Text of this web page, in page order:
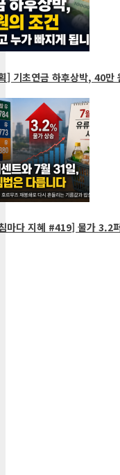
기초연금 하후상박, 40만
다 지혜 #419] 물가 3.2퍼